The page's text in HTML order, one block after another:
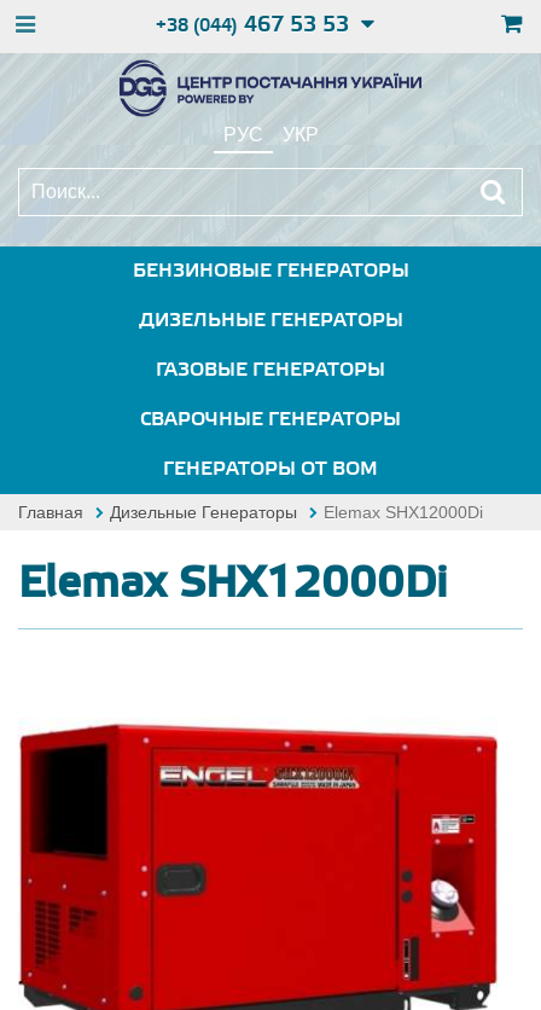
+38 (044) 467 53 53
РУС УКР
БЕНЗИНОВЫЕ ГЕНЕРАТОРЫ
ДИЗЕЛЬНЫЕ ГЕНЕРАТОРЫ
ГАЗОВЫЕ ГЕНЕРАТОРЫ
СВАРОЧНЫЕ ГЕНЕРАТОРЫ
ГЕНЕРАТОРЫ ОТ ВОМ
Главная Дизельные Генераторы Elemax SHX12000Di
Elemax SHX12000Di